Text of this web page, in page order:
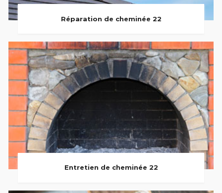
Réparation de cheminée 22
Entretien de cheminée 22